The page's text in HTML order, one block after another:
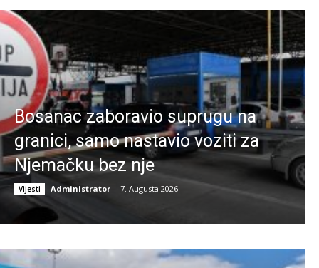
Bosanac zaboravio suprugu na
granici, samo nastavio voziti za
Njemačku bez nje
Vijesti Administrator - 7. Augusta 2026.